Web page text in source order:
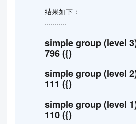
结果如下：
...........
simple group (level
796 ({)
simple group (level
111 ({)
simple group (level
110 ({)